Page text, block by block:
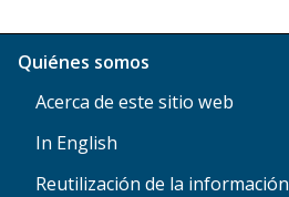
Quiénes somos
Acerca de este sitio web
In English
Reutilización de la información